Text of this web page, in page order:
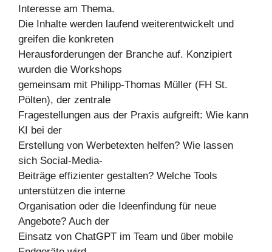
Interesse am Thema.
Die Inhalte werden laufend weiterentwickelt und
greifen die konkreten
Herausforderungen der Branche auf. Konzipiert
wurden die Workshops
gemeinsam mit Philipp-Thomas Müller (FH St.
Pölten), der zentrale
Fragestellungen aus der Praxis aufgreift: Wie kann
KI bei der
Erstellung von Werbetexten helfen? Wie lassen
sich Social-Media-
Beiträge effizienter gestalten? Welche Tools
unterstützen die interne
Organisation oder die Ideenfindung für neue
Angebote? Auch der
Einsatz von ChatGPT im Team und über mobile